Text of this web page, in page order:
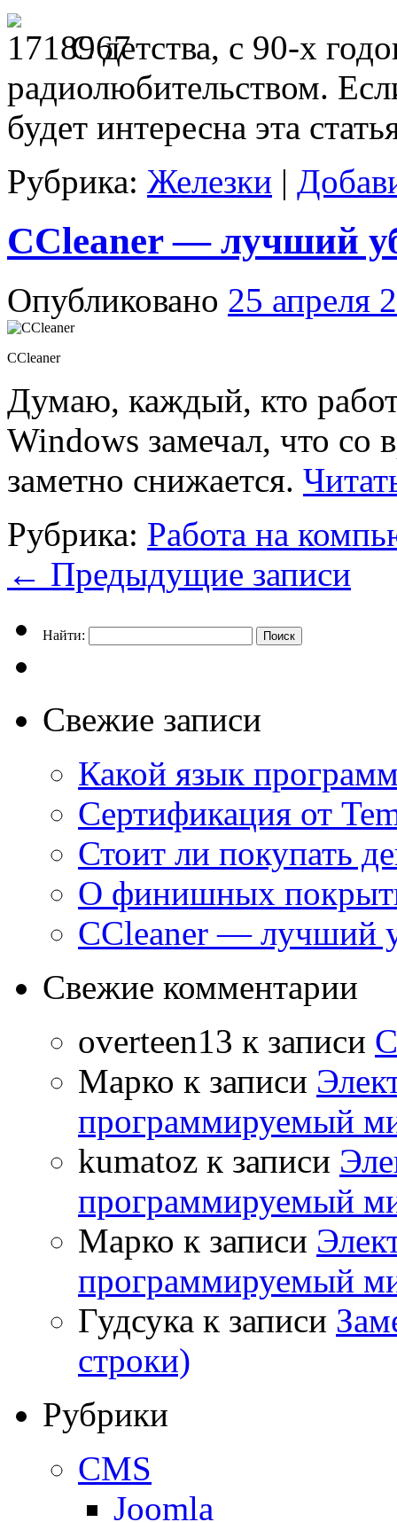
С детства, с 90-х
радиолюбительством.
будет интересна эта
Рубрика: Железки |
CCleaner — лучший
Опубликовано 25 апреля
CCleaner
Думаю, каждый, кто
Windows замечал, что со
заметно снижается.
Рубрика: Работа на
← Предыдущие записи
Найти:
Свежие записи
Какой язык
Сертификация от
Стоит ли покупать
О финишных
CCleaner — лучший
Свежие комментарии
overteen13 к записи
Марко к записи
программируемый
kumatoz к записи
программируемый
Марко к записи
программируемый
Гудсука к записи
строки)
Рубрики
CMS
Joomla